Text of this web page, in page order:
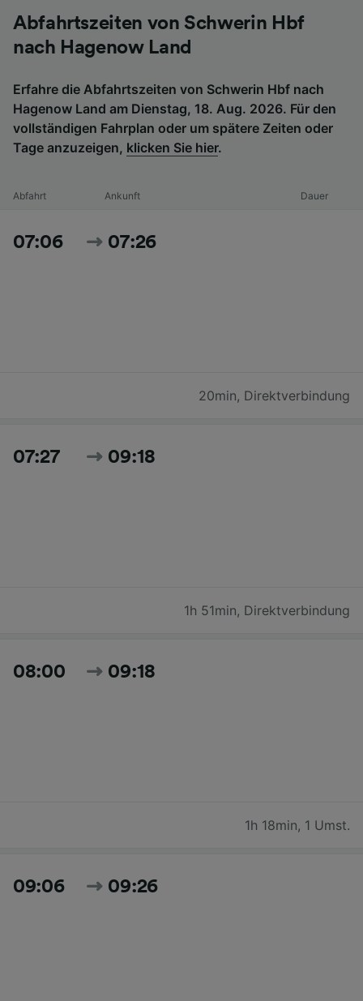
Abfahrtszeiten von Schwerin Hbf
nach Hagenow Land
Erfahre die Abfahrtszeiten von Schwerin Hbf nach
Hagenow Land am Dienstag, 18. Aug. 2026. Für den
vollständigen Fahrplan oder um spätere Zeiten oder
Tage anzuzeigen, klicken Sie hier.
Abfahrt Ankunft Dauer
07:06 07:26
20min, Direktverbindung
07:27 09:18
1h 51min, Direktverbindung
08:00 09:18
1h 18min, 1 Umst.
09:06 09:26